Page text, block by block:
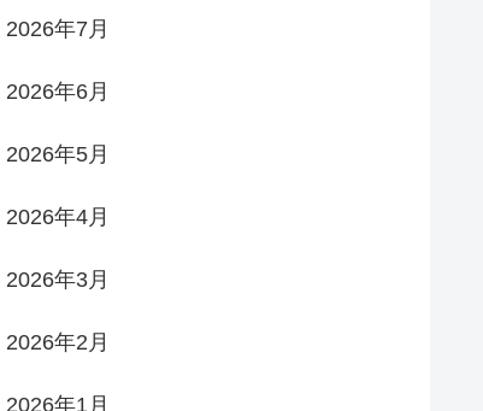
2026年7月
2026年6月
2026年5月
2026年4月
2026年3月
2026年2月
2026年1月